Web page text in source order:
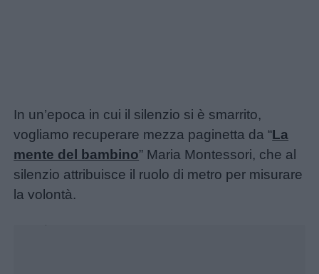
In un’epoca in cui il silenzio si è smarrito,
vogliamo recuperare mezza paginetta da “La
mente del bambino” Maria Montessori, che al
silenzio attribuisce il ruolo di metro per misurare
la volontà.